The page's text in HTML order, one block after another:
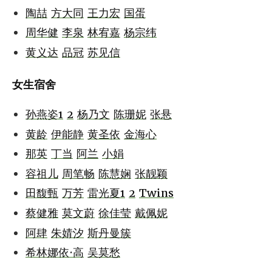
陶喆 方大同 王力宏 国蛋
周华健 李泉 林宥嘉 杨宗纬
黄义达 品冠 苏见信
女生宿舍
孙燕姿1 2 杨乃文 陈珊妮 张悬
黄龄 伊能静 黄圣依 金海心
那英 丁当 阿兰 小娟
容祖儿 周笔畅 陈慧娴 张靓颖
田馥甄 万芳 雷光夏1 2 Twins
蔡健雅 莫文蔚 徐佳莹 戴佩妮
阿肆 朱婧汐 斯丹曼簇
希林娜依·高 吴莫愁